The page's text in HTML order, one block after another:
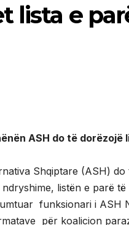
lista e
ASH do të dorëzojë
Shqiptare (ASH)
ndryshime, listën e parë
funksionari i ASH
për koalicion